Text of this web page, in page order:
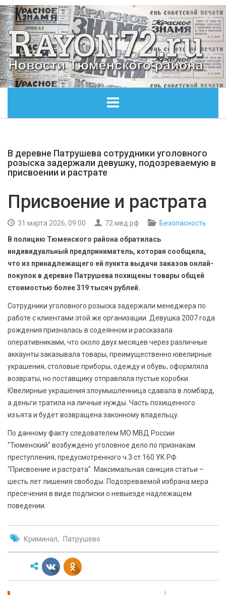
ОБЩЕСТВО
КУЛЬТУРА
СПОРТ
АРХИВ PDF
В деревне Патрушева сотрудники уголовного
розыска задержали девушку, подозреваемую в
присвоении и растрате
Присвоение и растрата
31 марта 2026, 09:00 72.мвд.рф
Безопасность
В полицию Тюменского района обратилась
индивидуальный предприниматель, которая сообщила,
что из принадлежащего ей пункта выдачи заказов онлай-
покупок в деревне Патрушева похищены товары общей
стоимостью более 319 тысяч рублей.
Сотрудники уголовного розыска задержали менеджера по
работе с клиентами этой же организации. Девушка 2007 года
рождения призналась в содеянном и рассказала
оперативниками, что около двух месяцев через различные
аккаунты заказывала товары, преимущественно ювелирные
украшения, столовые приборы, одежду и обувь, оформляла
возвраты, но поставщику отправляла пустые коробки.
Ювелирные украшения злоумышленница сдавала в ломбард,
а деньги тратила на личные нужды. Часть похищенного
изъята и будет возвращена законному владельцу.
По данному факту следователем МО МВД России
"Тюменский" возбуждено уголовное дело по признакам
преступления, предусмотренного ч.3 ст.160 УК РФ
"Присвоение и растрата". Максимальная санкция статьи –
шесть лет лишения свободы. Подозреваемой избрана мера
пресечения в виде подписки о невыезде надлежащем
поведении.
Криминал Патрушево